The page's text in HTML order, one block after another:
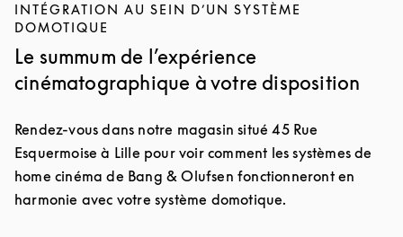
INTÉGRATION AU SEIN D’UN SYSTÈME
DOMOTIQUE
Le summum de l’expérience
cinématographique à votre disposition
Rendez-vous dans notre magasin situé 45 Rue
Esquermoise à Lille pour voir comment les systèmes de
home cinéma de Bang & Olufsen fonctionneront en
harmonie avec votre système domotique.